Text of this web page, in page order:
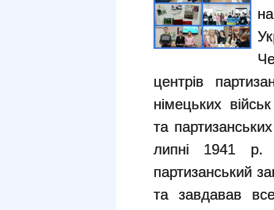
центрів
німецьких
та
липні 1941 р.
партизанський
та завдавав